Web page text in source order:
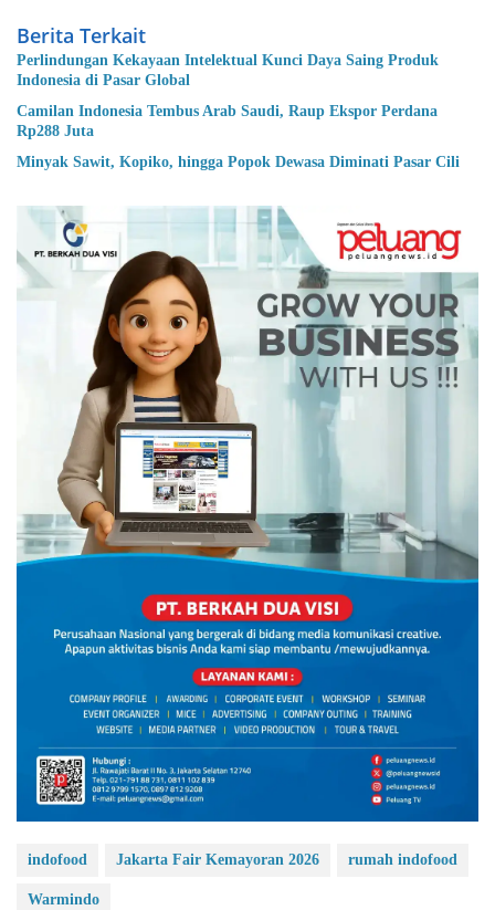
Berita Terkait
Perlindungan Kekayaan Intelektual Kunci Daya Saing Produk
Indonesia di Pasar Global
Camilan Indonesia Tembus Arab Saudi, Raup Ekspor Perdana
Rp288 Juta
Minyak Sawit, Kopiko, hingga Popok Dewasa Diminati Pasar Cili
indofood Jakarta Fair Kemayoran 2026 rumah indofood
Warmindo